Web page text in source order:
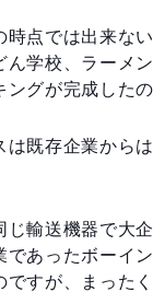
点では出来な
学校、ラーメ
グが完成したの
既存企業から
輸送機器で大
あったボーイ
すが、まった